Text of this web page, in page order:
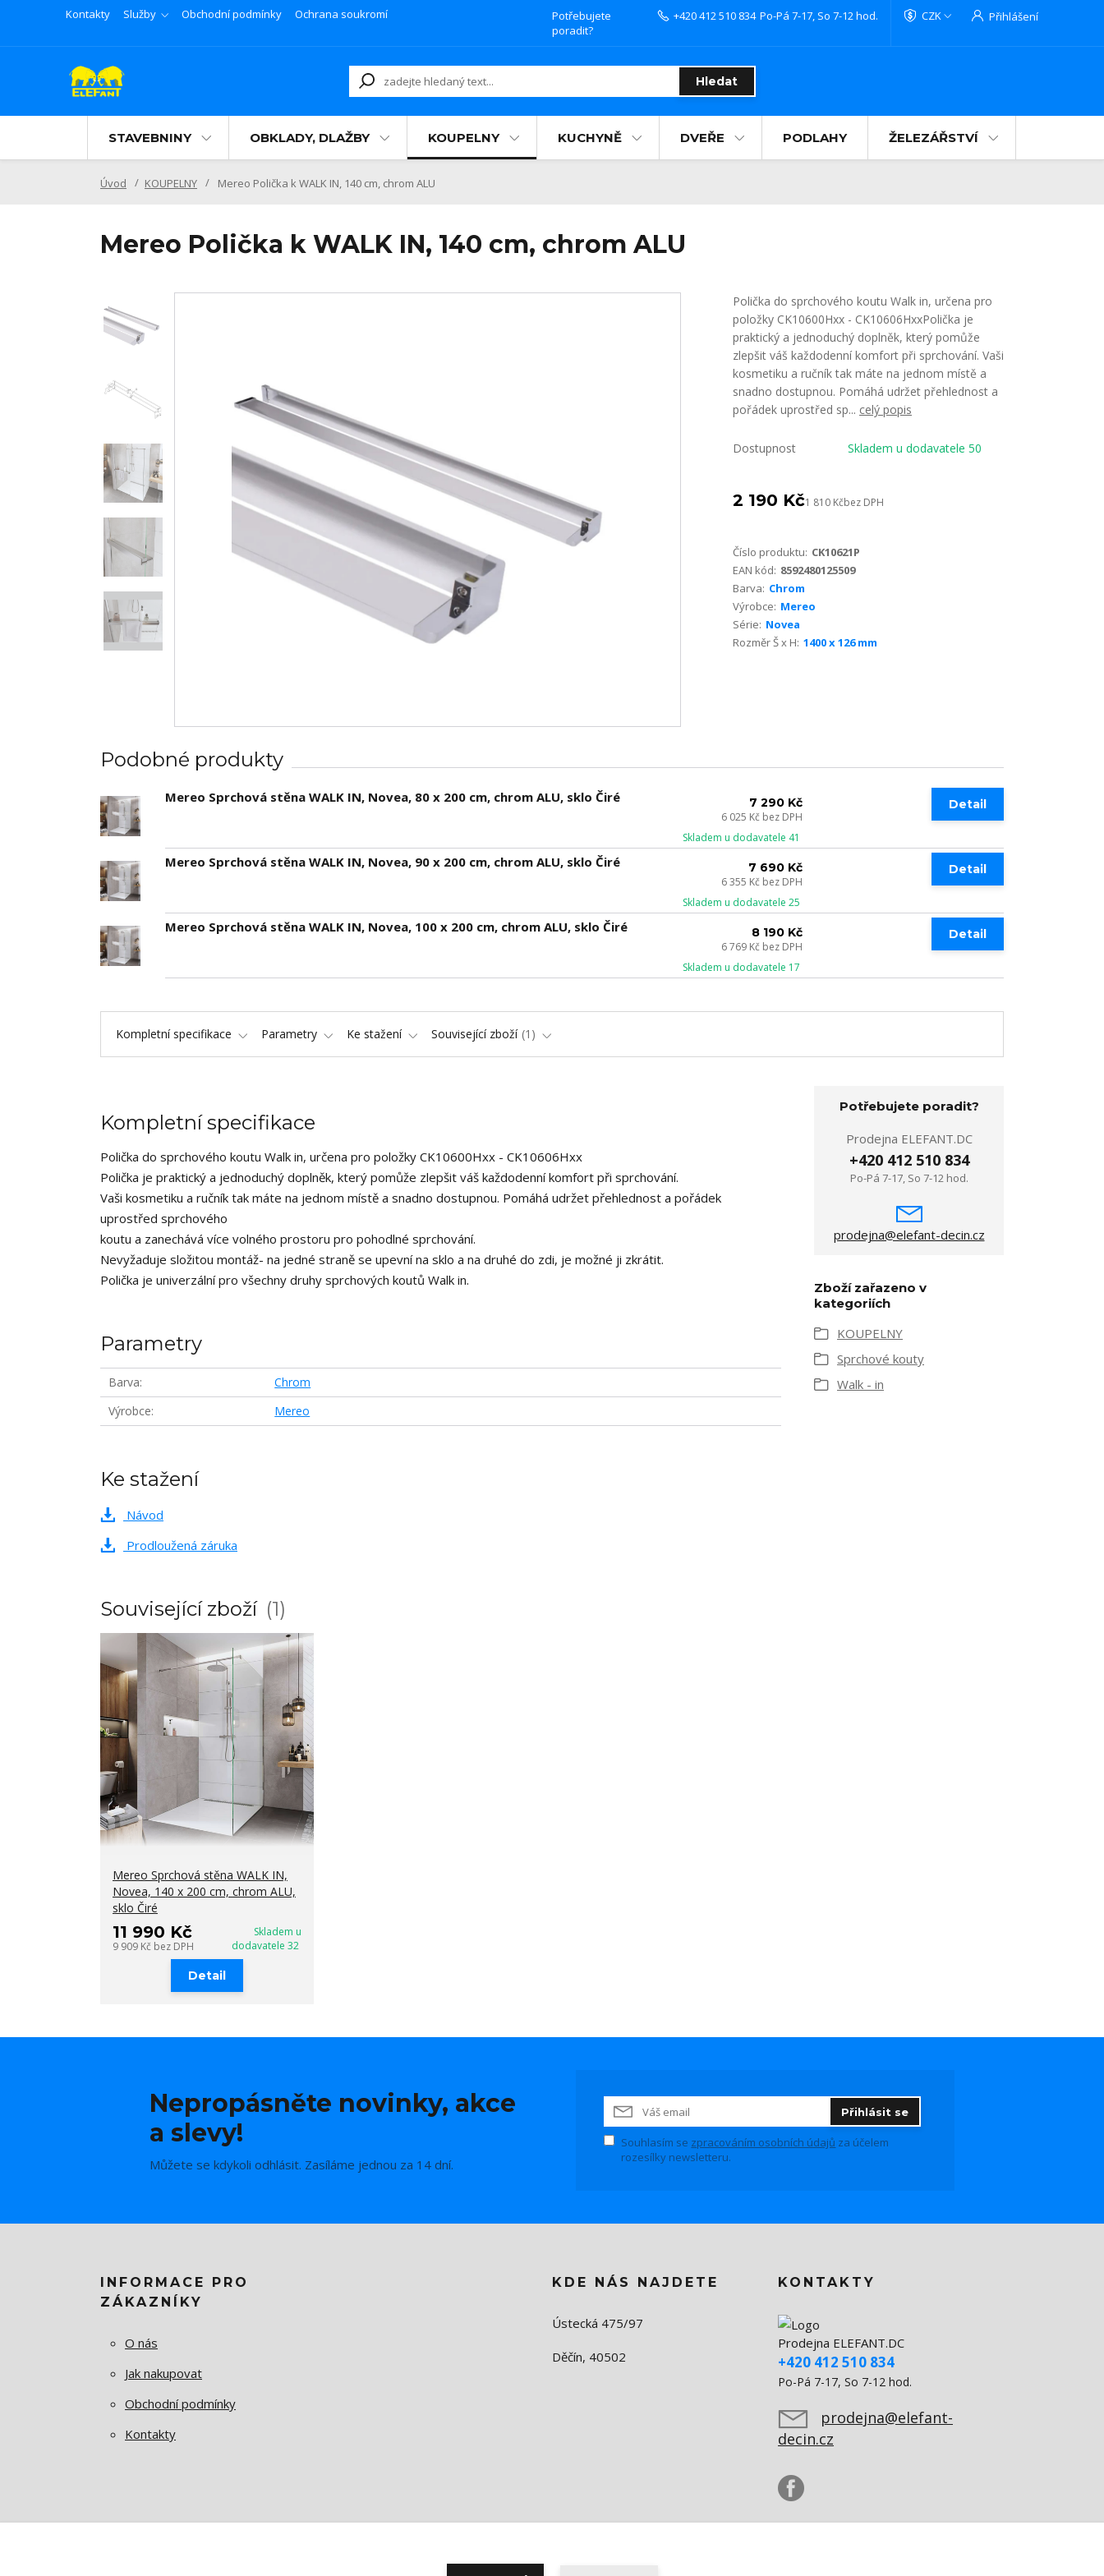
Kontakty Služby Obchodní podmínky Ochrana soukromí CZK Přihlášení
Hledat
Potřebujete
poradit?
+420 412 510 834 Po-Pá 7-17, So 7-12 hod.
STAVEBNINY OBKLADY, DLAŽBY KOUPELNY KUCHYNĚ DVEŘE PODLAHY ŽELEZÁŘSTVÍ
Úvod KOUPELNY Mereo Polička k WALK IN, 140 cm, chrom ALU
Mereo Polička k WALK IN, 140 cm, chrom ALU
Polička do sprchového koutu Walk in, určena pro
položky CK10600Hxx - CK10606HxxPolička je
praktický a jednoduchý doplněk, který pomůže
zlepšit váš každodenní komfort při sprchování. Vaši
kosmetiku a ručník tak máte na jednom místě a
snadno dostupnou. Pomáhá udržet přehlednost a
pořádek uprostřed sp... celý popis
Dostupnost Skladem u dodavatele 50
2 190 Kč1 810 Kčbez DPH
Číslo produktu: CK10621P
EAN kód: 8592480125509
Barva: Chrom
Výrobce: Mereo
Série: Novea
Rozměr Š x H: 1400 x 126 mm
Podobné produkty
Mereo Sprchová stěna WALK IN, Novea, 80 x 200 cm, chrom ALU, sklo Čiré 7 290 Kč
6 025 Kč bez DPH
Skladem u dodavatele 41
Detail
Mereo Sprchová stěna WALK IN, Novea, 90 x 200 cm, chrom ALU, sklo Čiré 7 690 Kč
6 355 Kč bez DPH
Skladem u dodavatele 25
Detail
Mereo Sprchová stěna WALK IN, Novea, 100 x 200 cm, chrom ALU, sklo Čiré 8 190 Kč
6 769 Kč bez DPH
Skladem u dodavatele 17
Detail
Kompletní specifikace Parametry Ke stažení Související zboží 1
Kompletní specifikace
Polička do sprchového koutu Walk in, určena pro položky CK10600Hxx - CK10606Hxx
Polička je praktický a jednoduchý doplněk, který pomůže zlepšit váš každodenní komfort při sprchování.
Vaši kosmetiku a ručník tak máte na jednom místě a snadno dostupnou. Pomáhá udržet přehlednost a pořádek
uprostřed sprchového
koutu a zanechává více volného prostoru pro pohodlné sprchování.
Nevyžaduje složitou montáž- na jedné straně se upevní na sklo a na druhé do zdi, je možné ji zkrátit.
Polička je univerzální pro všechny druhy sprchových koutů Walk in.
Parametry
Barva
Chrom
Výrobce
Mereo
Potřebujete poradit?
Prodejna ELEFANT.DC
+420 412 510 834
Po-Pá 7-17, So 7-12 hod.
prodejna@elefant-decin.cz
Zboží zařazeno v
kategoriích
KOUPELNY
Sprchové kouty
Walk - in
Ke stažení
Návod
Prodloužená záruka
Související zboží 1
Mereo Sprchová stěna WALK IN,
Novea, 140 x 200 cm, chrom ALU,
sklo Čiré
11 990 Kč
9 909 Kč bez DPH
Skladem u
dodavatele 32
Detail
Nepropásněte novinky, akce
a slevy!
Můžete se kdykoli odhlásit. Zasíláme jednou za 14 dní.
Přihlásit se
Souhlasím se zpracováním osobních údajů za účelem
rozesílky newsletteru.
INFORMACE PRO
ZÁKAZNÍKY
O nás
Jak nakupovat
Obchodní podmínky
Kontakty
KDE NÁS NAJDETE
Ústecká 475/97
Děčín, 40502
KONTAKTY
Prodejna ELEFANT.DC
+420 412 510 834
Po-Pá 7-17, So 7-12 hod.
prodejna@elefant-
decin.cz